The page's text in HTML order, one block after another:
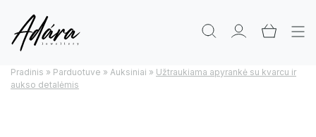
Pradinis » Parduotuve » Auksiniai » Užtraukiama apyrankė su kvarcu ir
aukso detalėmis